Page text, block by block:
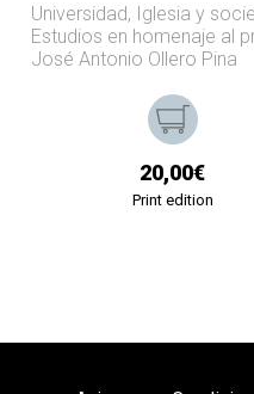
Universidad, Iglesia y
Estudios en homenaje al
José Antonio Ollero Pina
20,00€
Print edition